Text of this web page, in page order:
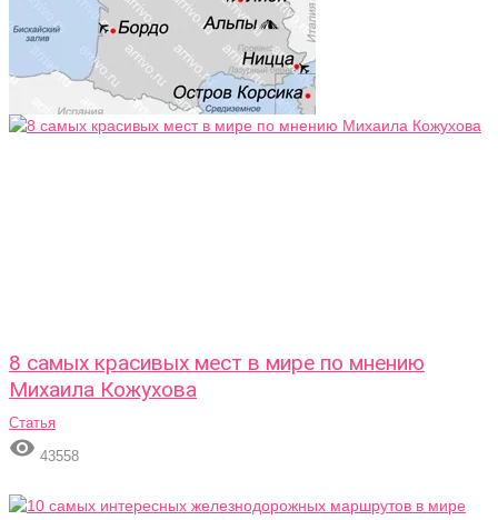
8 самых красивых мест в мире по мнению
Михаила Кожухова
Статья
 43558